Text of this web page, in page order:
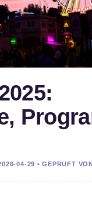
04-29 • GEPRUFT